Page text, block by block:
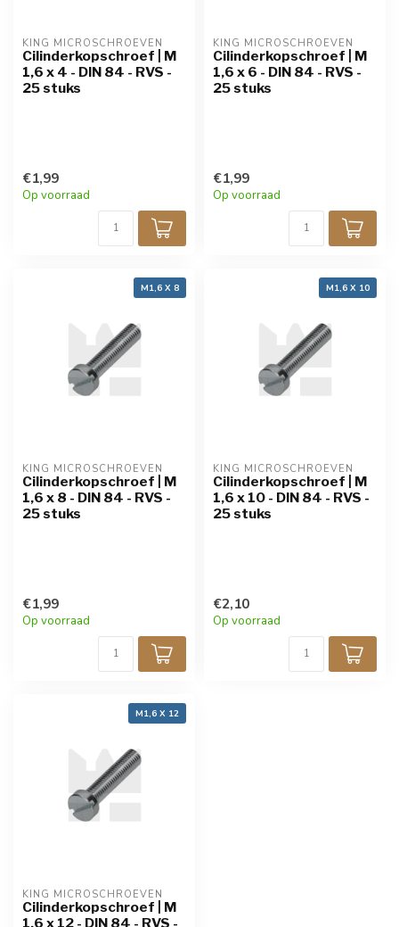
KING MICROSCHROEVEN
Cilinderkopschroef | M
1,6 x 4 - DIN 84 - RVS -
25 stuks
€1,99
Op voorraad
KING MICROSCHROEVEN
Cilinderkopschroef | M
1,6 x 6 - DIN 84 - RVS -
25 stuks
€1,99
Op voorraad
M1,6 X 8
KING MICROSCHROEVEN
Cilinderkopschroef | M
1,6 x 8 - DIN 84 - RVS -
25 stuks
€1,99
Op voorraad
M1,6 X 10
KING MICROSCHROEVEN
Cilinderkopschroef | M
1,6 x 10 - DIN 84 - RVS -
25 stuks
€2,10
Op voorraad
M1,6 X 12
KING MICROSCHROEVEN
Cilinderkopschroef | M
1,6 x 12 - DIN 84 - RVS -